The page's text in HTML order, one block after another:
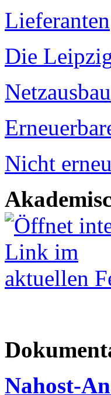
Lieferanten
Die
Netzausbau
Nicht
Nahost-